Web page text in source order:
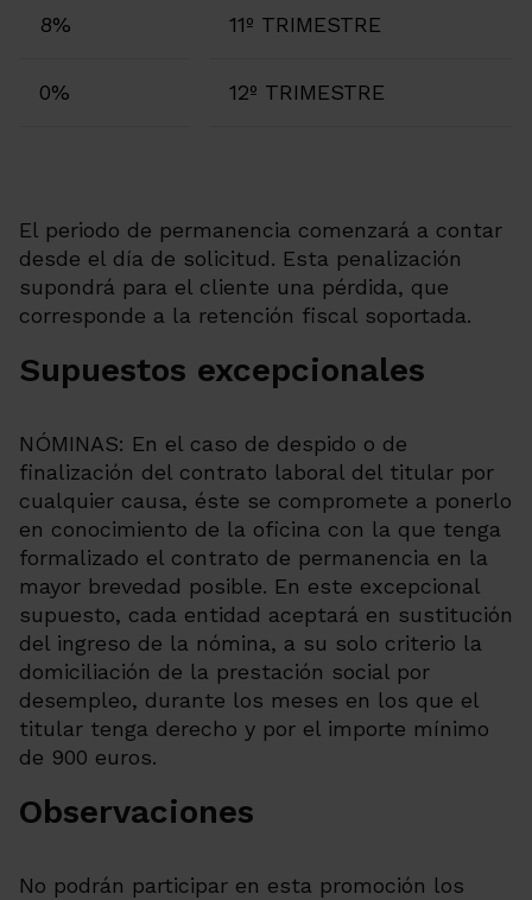
8% 11º TRIMESTRE
0% 12º TRIMESTRE
El periodo de permanencia comenzará a contar
desde el día de solicitud. Esta penalización
supondrá para el cliente una pérdida, que
corresponde a la retención fiscal soportada.
Supuestos excepcionales
NÓMINAS: En el caso de despido o de
finalización del contrato laboral del titular por
cualquier causa, éste se compromete a ponerlo
en conocimiento de la oficina con la que tenga
formalizado el contrato de permanencia en la
mayor brevedad posible. En este excepcional
supuesto, cada entidad aceptará en sustitución
del ingreso de la nómina, a su solo criterio la
domiciliación de la prestación social por
desempleo, durante los meses en los que el
titular tenga derecho y por el importe mínimo
de 900 euros.
Observaciones
No podrán participar en esta promoción los